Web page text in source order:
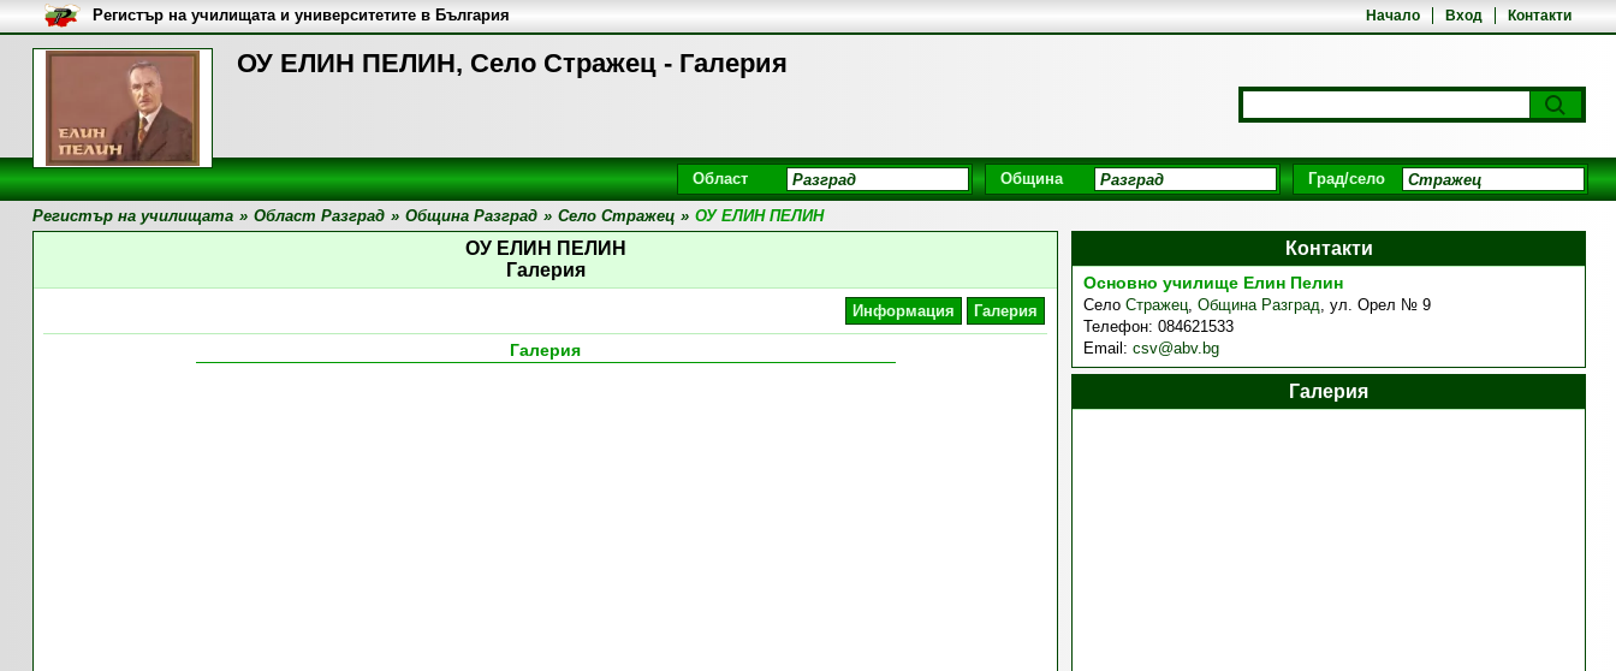
ОУ ЕЛИН ПЕЛИН, Село Стражец - Галерия
Начало Вход Контакти
Регистър на училищата и университетите в България
Област Община Град/село
Регистър на училищата » Област Разград » Община Разград » Село Стражец » ОУ ЕЛИН ПЕЛИН
ОУ ЕЛИН ПЕЛИН
Галерия
Информация Галерия
Галерия
Контакти
Основно училище Елин Пелин
Село Стражец, Община Разград, ул. Орел № 9
Телефон: 084621533
Email: csv@abv.bg
Галерия